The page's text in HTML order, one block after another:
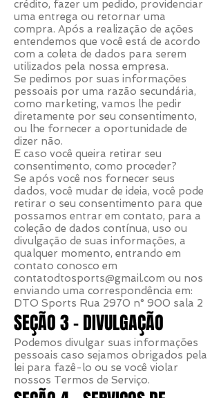
crédito, fazer um pedido, providenciar
uma entrega ou retornar uma
compra. Após a realização de ações
entendemos que você está de acordo
com a coleta de dados para serem
utilizados pela nossa empresa.
Se pedimos por suas informações
pessoais por uma razão secundária,
como marketing, vamos lhe pedir
diretamente por seu consentimento,
ou lhe fornecer a oportunidade de
dizer não.
E caso você queira retirar seu
consentimento, como proceder?
Se após você nos fornecer seus
dados, você mudar de ideia, você pode
retirar o seu consentimento para que
possamos entrar em contato, para a
coleção de dados contínua, uso ou
divulgação de suas informações, a
qualquer momento, entrando em
contato conosco em
contatodtosports@gmail.com ou nos
enviando uma correspondência em:
DTO Sports Rua 2970 n° 900 sala 2
SEÇÃO 3 - DIVULGAÇÃO
Podemos divulgar suas informações
pessoais caso sejamos obrigados pela
lei para fazê-lo ou se você violar
nossos Termos de Serviço.